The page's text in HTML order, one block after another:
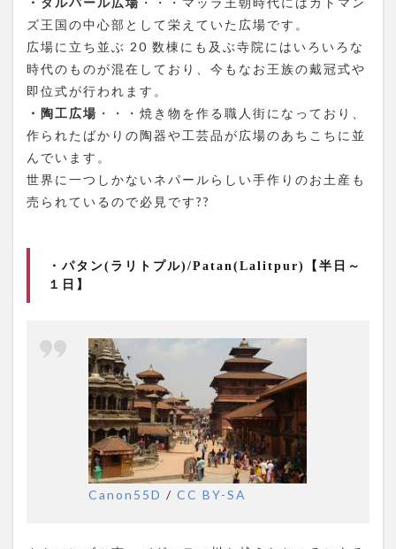
ズ王国の中心部として栄えていた広場です。
広場に立ち並ぶ 20 数棟にも及ぶ寺院にはいろいろな
時代のものが混在しており、今もなお王族の戴冠式や
即位式が行われます。
・陶工広場 ・・・焼き物を作る職人街になっており、
作られたばかりの陶器や工芸品が広場のあちこちに並
んでいます。
世界に一つしかないネパールらしい手作りのお土産も
売られているので必見です??
・パタン(ラリトプル)/Patan(Lalitpur)【半日～
１日】
Canon55D / CC BY-SA